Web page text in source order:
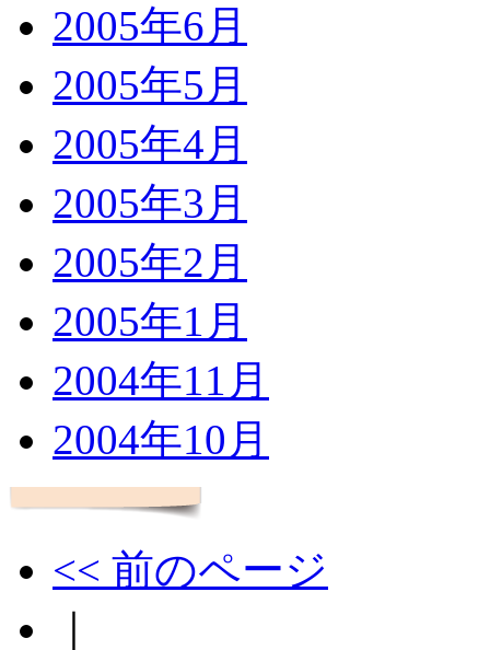
2005年6月
2005年5月
2005年4月
2005年3月
2005年2月
2005年1月
2004年11月
2004年10月
<< 前のページ